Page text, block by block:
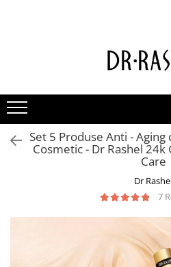
Lotiuni tonice
Creme de zi
Creme de noapte
Colagen
Vitamina c
RetinolSet 5 Produse Anti -
Cosmetic - Dr Rashel 24k
Care
Dr
7